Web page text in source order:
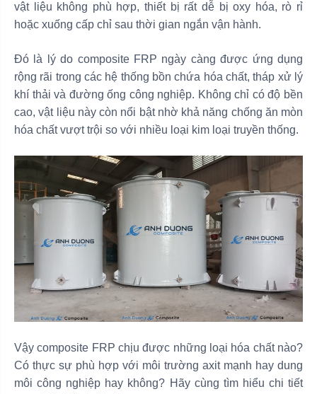
vật liệu không phù hợp, thiết bị rất dễ bị oxy hóa, rò rỉ
hoặc xuống cấp chỉ sau thời gian ngắn vận hành.
Đó là lý do composite FRP ngày càng được ứng dụng
rộng rãi trong các hệ thống bồn chứa hóa chất, tháp xử lý
khí thải và đường ống công nghiệp. Không chỉ có độ bền
cao, vật liệu này còn nổi bật nhờ khả năng chống ăn mòn
hóa chất vượt trội so với nhiều loại kim loại truyền thống.
Vậy composite FRP chịu được những loại hóa chất nào?
Có thực sự phù hợp với môi trường axit mạnh hay dung
môi công nghiệp hay không? Hãy cùng tìm hiểu chi tiết